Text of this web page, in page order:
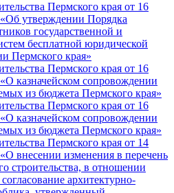
Пермского края от 16
утверждении Порядка
государственной и
бесплатной юридической
Пермского края»
Пермского края от 16
казначейском сопровождении
из бюджета Пермского края»
Пермского края от 16
казначейском сопровождении
из бюджета Пермского края»
Пермского края от 14
внесении изменения в перечень
строительства, в отношении
архитектурно-